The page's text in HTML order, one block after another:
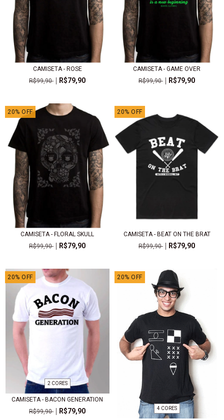
CAMISETA - ROSE
R$99,90
R$79,90
CAMISETA - GAME OVER
R$99,90
R$79,90
20% OFF
CAMISETA - FLORAL SKULL
R$99,90
R$79,90
20% OFF
CAMISETA - BEAT ON THE BRAT
R$99,90
R$79,90
20% OFF
2 CORES
CAMISETA - BACON GENERATION
R$99,90
R$79,90
20% OFF
4 CORES